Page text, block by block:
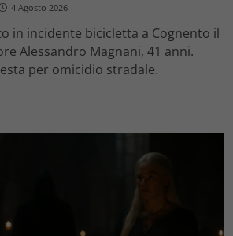
4 Agosto 2026
in incidente bicicletta a Cognento il
Alessandro Magnani, 41 anni.
per omicidio stradale.